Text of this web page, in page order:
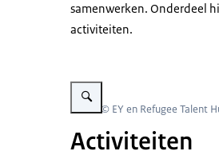
samenwerken. Onderdeel
activiteiten.
Vergroot afbeelding Twee
Beeld: © EY en Refugee Talent
Activiteiten